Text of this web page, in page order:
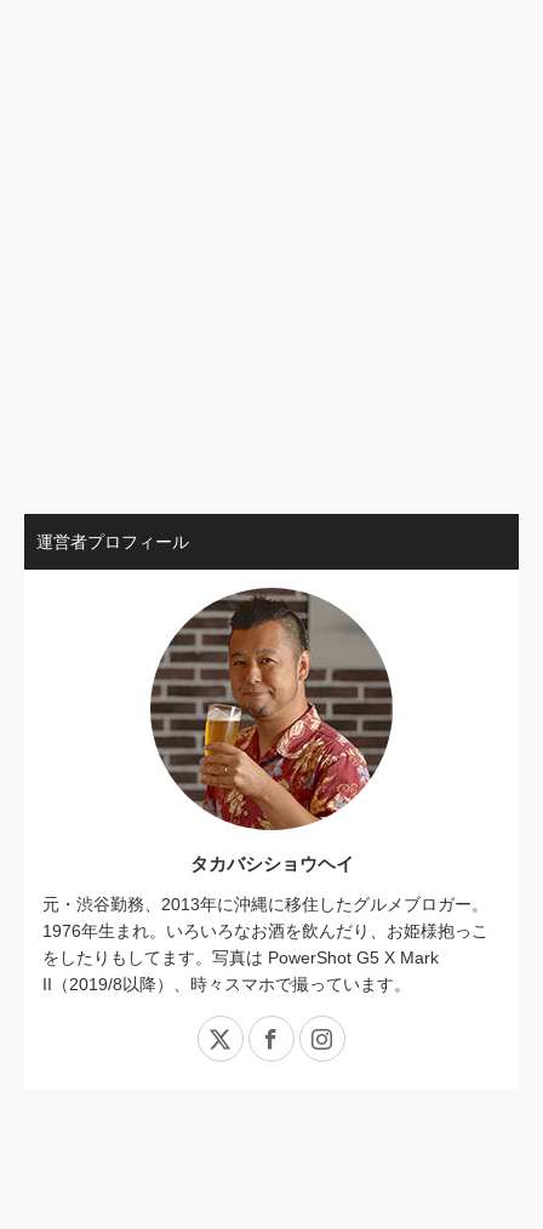
運営者プロフィール
タカバシショウヘイ
元・渋谷勤務、2013年に沖縄に移住したグルメブロガー。
1976年生まれ。いろいろなお酒を飲んだり、お姫様抱っこ
をしたりもしてます。写真は PowerShot G5 X Mark
II（2019/8以降）、時々スマホで撮っています。
X FacebookInstagram